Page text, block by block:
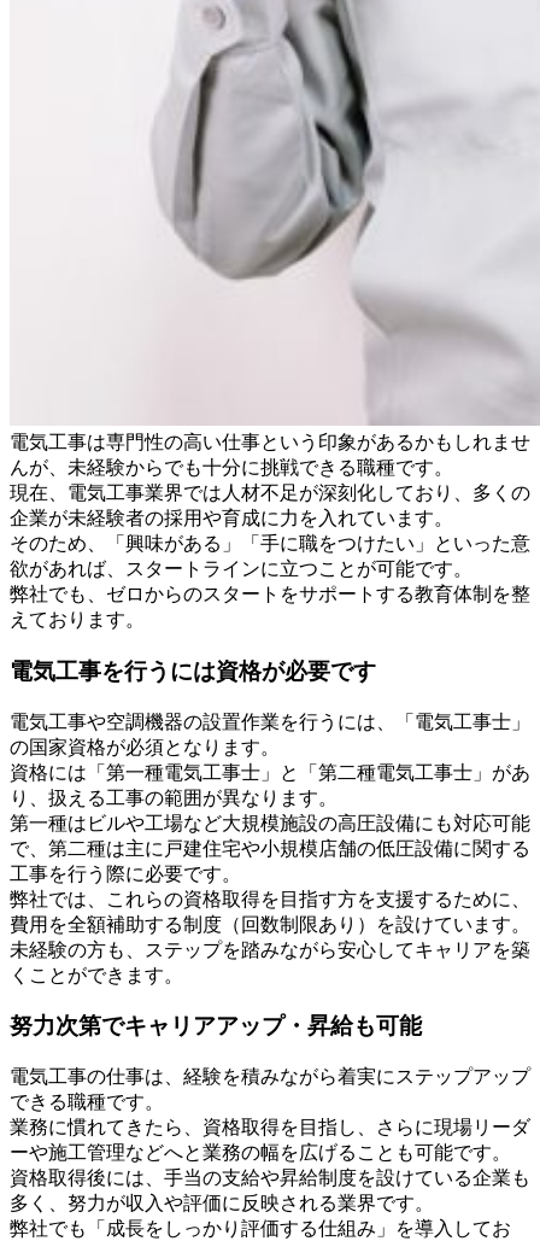
電気工事は専門性の高い仕事という印象があるかもしれませ
んが、未経験からでも十分に挑戦できる職種です。
現在、電気工事業界では人材不足が深刻化しており、多くの
企業が未経験者の採用や育成に力を入れています。
そのため、「興味がある」「手に職をつけたい」といった意
欲があれば、スタートラインに立つことが可能です。
弊社でも、ゼロからのスタートをサポートする教育体制を整
えております。
電気工事を行うには資格が必要です
電気工事や空調機器の設置作業を行うには、「電気工事士」
の国家資格が必須となります。
資格には「第一種電気工事士」と「第二種電気工事士」があ
り、扱える工事の範囲が異なります。
第一種はビルや工場など大規模施設の高圧設備にも対応可能
で、第二種は主に戸建住宅や小規模店舗の低圧設備に関する
工事を行う際に必要です。
弊社では、これらの資格取得を目指す方を支援するために、
費用を全額補助する制度（回数制限あり）を設けています。
未経験の方も、ステップを踏みながら安心してキャリアを築
くことができます。
努力次第でキャリアアップ・昇給も可能
電気工事の仕事は、経験を積みながら着実にステップアップ
できる職種です。
業務に慣れてきたら、資格取得を目指し、さらに現場リーダ
ーや施工管理などへと業務の幅を広げることも可能です。
資格取得後には、手当の支給や昇給制度を設けている企業も
多く、努力が収入や評価に反映される業界です。
弊社でも「成長をしっかり評価する仕組み」を導入してお